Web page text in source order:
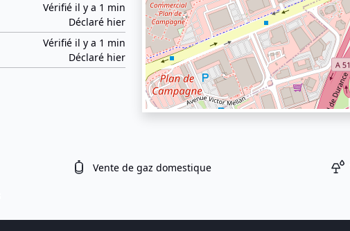
Vérifié il y a 1 min
Déclaré hier
Vérifié il y a 1 min
Déclaré hier
Vente de gaz domestique